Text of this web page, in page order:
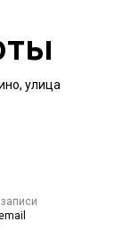
улица